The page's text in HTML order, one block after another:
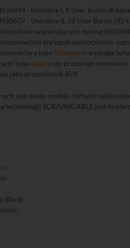
- Unicable I, 8 User Bands (8
- Unicable II, 32 User Bands (32
wspierających normę
koryguje wzmocnienie
konwertera typu Wideband wymaga
typu quatro po
jako przemiennik IF/IF
jest wiele modeli różnych
technologii SCR/UNICABLE jest
Black